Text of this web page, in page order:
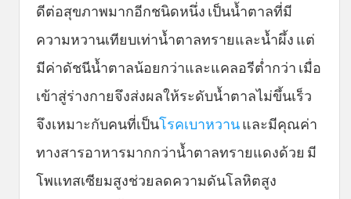
ดีต่อสุขภาพมากอีกชนิดหนึ่ง เป็นน้ำตาลที่มี
ความหวานเทียบเท่าน้ำตาลทรายและน้ำผึ้ง แต่
มีค่าดัชนีน้ำตาลน้อยกว่าและแคลอรีต่ำกว่า เมื่อ
เข้าสู่ร่างกายจึงส่งผลให้ระดับน้ำตาลไม่ขึ้นเร็ว
จึงเหมาะกับคนที่เป็นโรคเบาหวานและมีคุณค่า
ทางสารอาหารมากกว่าน้ำตาลทรายแดงด้วย มี
โพแทสเซียมสูงช่วยลดความดันโลหิตสูง